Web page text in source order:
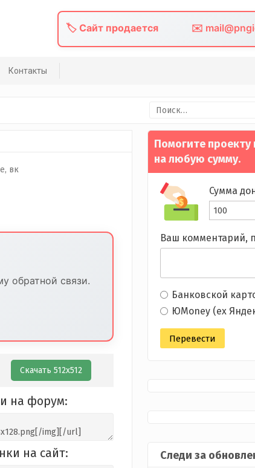
🏷️ Сайт продается ✉️
Контакты
Найти:
обратной связи.
Скачать 512х512
на форум:
на сайт:
Помогите
на любую сумму.
Сумма
Ваш комментарий,
Банковской
ЮMoney (ex
Следи за